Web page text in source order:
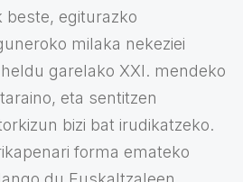
beste, egiturazko
milaka nekeziei
garelako XXI. mendeko
eta sentitzen
bizi bat irudikatzeko.
forma emateko